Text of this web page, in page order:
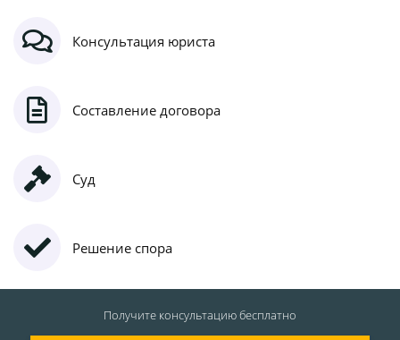
Консультация юриста
Составление договора
Суд
Решение спора
Получите консультациюбесплатно